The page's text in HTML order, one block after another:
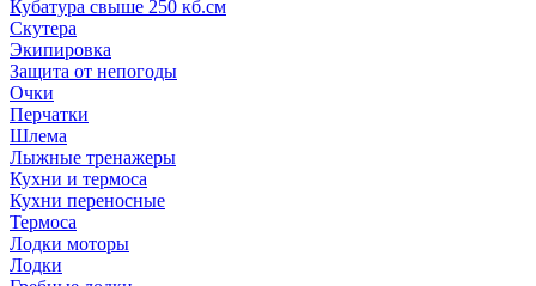
Кубатура свыше 250 кб.см
Скутера
Экипировка
Защита от непогоды
Очки
Перчатки
Шлема
Лыжные тренажеры
Кухни и термоса
Кухни переносные
Термоса
Лодки моторы
Лодки